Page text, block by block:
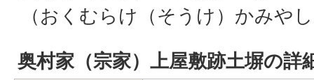
（おくむらけ（そうけ）かみや
奥村家（宗家）上屋敷跡土塀の詳